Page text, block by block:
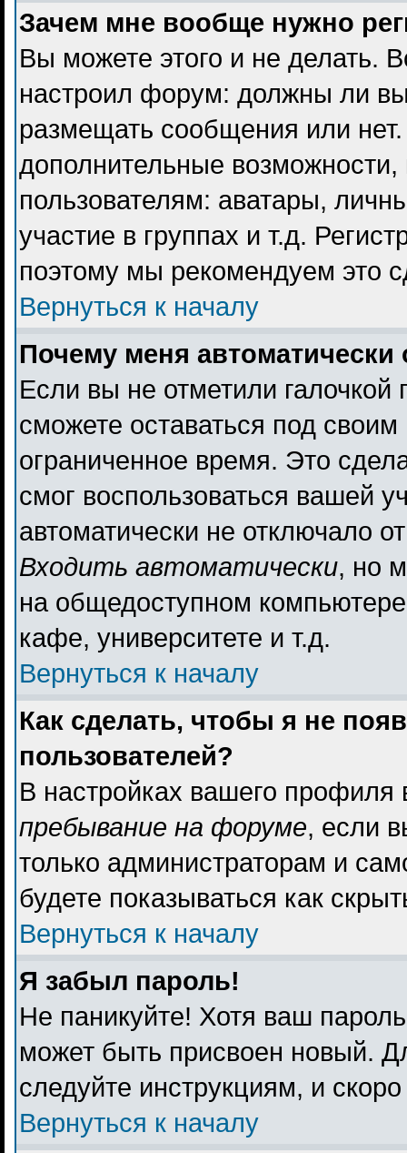
Зачем мне вообще нужно
Вы можете этого и не делать.
настроил форум: должны ли вы
размещать сообщения или
дополнительные
пользователям: аватары,
участие в группах и т.д.
поэтому мы рекомендуем это
Вернуться к началу
Почему меня автоматически
Если вы не отметили галочкой
сможете оставаться под
ограниченное время. Это
смог воспользоваться вашей
автоматически не отключало
Входить автоматически, но
на общедоступном
кафе, университете и т.д.
Вернуться к началу
Как сделать, чтобы я не
пользователей?
В настройках вашего
пребывание на форуме, если
только администраторам и
будете показываться как
Вернуться к началу
Я забыл пароль!
Не паникуйте! Хотя ваш
может быть присвоен новый.
следуйте инструкциям, и
Вернуться к началу